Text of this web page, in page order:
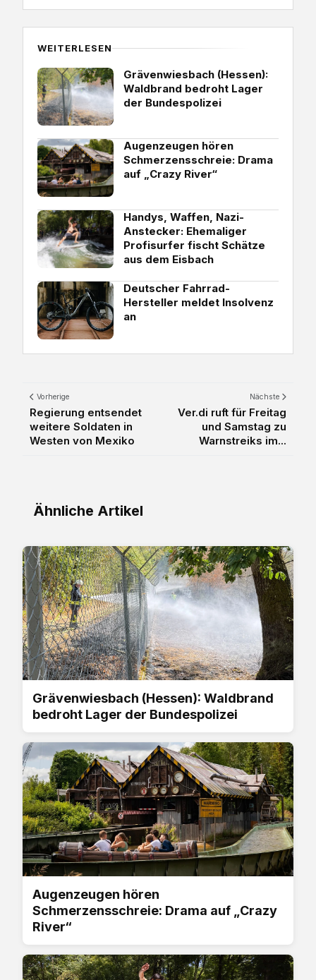
WEITERLESEN
Grävenwiesbach (Hessen):
Waldbrand bedroht Lager
der Bundespolizei
Augenzeugen hören
Schmerzensschreie: Drama
auf „Crazy River“
Handys, Waffen, Nazi-
Anstecker: Ehemaliger
Profisurfer fischt Schätze
aus dem Eisbach
Deutscher Fahrrad-
Hersteller meldet Insolvenz
an
Vorherige
Regierung entsendet
weitere Soldaten in
Westen von Mexiko
Nächste
Ver.di ruft für Freitag
und Samstag zu
Warnstreiks im...
Ähnliche Artikel
Grävenwiesbach (Hessen): Waldbrand
bedroht Lager der Bundespolizei
Augenzeugen hören
Schmerzensschreie: Drama auf „Crazy
River“